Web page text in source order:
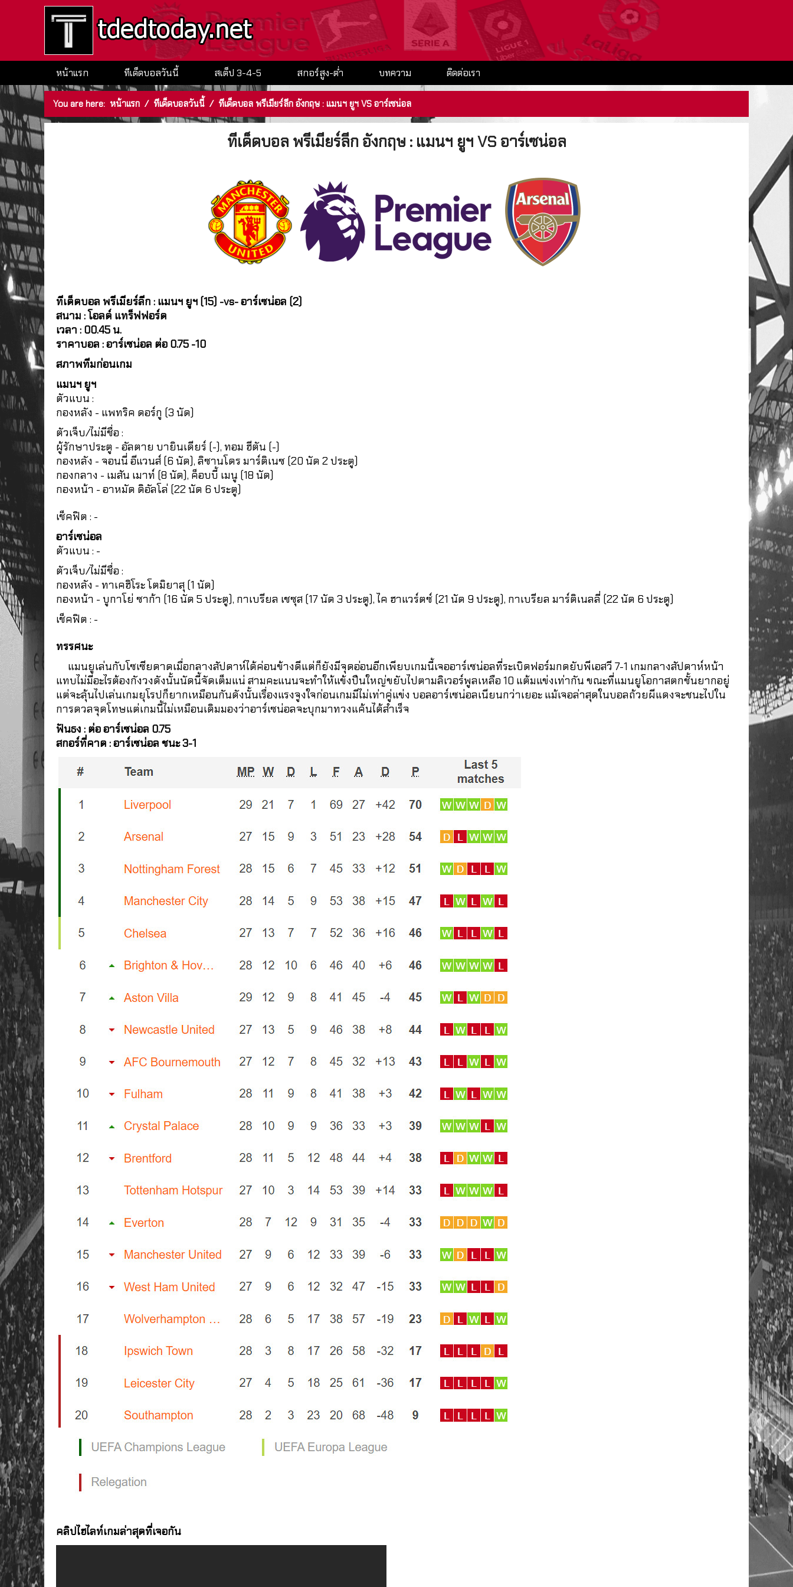
หน้าแรก ทีเด็ดบอลวันนี้ สเต็ป 3-4-5 สกอร์สูง-ต่ำ บทความ ติดต่อเรา
You are here: หน้าแรก / ทีเด็ดบอลวันนี้ / ทีเด็ดบอล พรีเมียร์ลีก อังกฤษ : แมนฯ ยูฯ VS อาร์เซน่อล
ทีเด็ดบอล พรีเมียร์ลีก อังกฤษ : แมนฯ ยูฯ VS อาร์เซน่อล
ทีเด็ดบอล พรีเมียร์ลีก : แมนฯ ยูฯ (15) -vs- อาร์เซน่อล (2)
สนาม : โอลด์ แทร็ฟฟอร์ด
เวลา : 00.45 น.
ราคาบอล : อาร์เซน่อล ต่อ 0.75 -10
สภาพทีมก่อนเกม
แมนฯ ยูฯ
ตัวแบน :
กองหลัง - แพทริค ดอร์กู (3 นัด)
ตัวเจ็บ/ไม่มีชื่อ :
ผู้รักษาประตู - อัลตาย บายินเดียร์ (-), ทอม ฮีตัน (-)
กองหลัง - จอนนี่ อีแวนส์ (6 นัด), ลิซานโดร มาร์ติเนซ (20 นัด 2 ประตู)
กองกลาง - เมสัน เมาท์ (8 นัด), ค็อบบี้ เมนู (18 นัด)
กองหน้า - อาหมัด ดิอัลโล่ (22 นัด 6 ประตู)
เช็คฟิต : -
อาร์เซน่อล
ตัวแบน : -
ตัวเจ็บ/ไม่มีชื่อ :
กองหลัง - ทาเคฮิโระ โตมิยาสุ (1 นัด)
กองหน้า - บูกาโย่ ซาก้า (16 นัด 5 ประตู), กาเบรียล เชซุส (17 นัด 3 ประตู), ไค ฮาแวร์ตซ์ (21 นัด 9 ประตู), กาเบรียล มาร์ติเนลลี่ (22 นัด 6 ประตู)
เช็คฟิต : -
ทรรศนะ
แมนยูเล่นกับโซเซียดาดเมื่อกลางสัปดาห์ได้ค่อนข้างดีแต่ก็ยังมีจุดอ่อนอีกเพียบเกมนี้เจออาร์เซน่อลที่ระเบิดฟอร์มกดยับพีเอสวี 7-1 เกมกลางสัปดาห์หน้า
แทบไม่มีอะไรต้องกังวงดังนั้นนัดนี้จัดเต็มแน่ สามคะแนนจะทำให้แข้งปืนใหญ่ขยับไปตามลิเวอร์พูลเหลือ 10 แต้มแข่งเท่ากัน ขณะที่แมนยูโอกาสตกชั้นยากอยู่
แต่จะลุ้นไปเล่นเกมยุโรปก็ยากเหมือนกันดังนั้นเรื่องแรงจูงใจก่อนเกมมีไม่เท่าคู่แข่ง บอลอาร์เซน่อลเนียนกว่าเยอะ แม้เจอล่าสุดในบอลถ้วยผีแดงจะชนะไปใน
การดวลจุดโทษแต่เกมนี้ไม่เหมือนเดิมมองว่าอาร์เซน่อลจะบุกมาทวงแค้นได้สำเร็จ
ฟันธง : ต่อ อาร์เซน่อล 0.75
สกอร์ที่คาด : อาร์เซน่อล ชนะ 3-1
คลิปไฮไลท์เกมล่าสุดที่เจอกัน